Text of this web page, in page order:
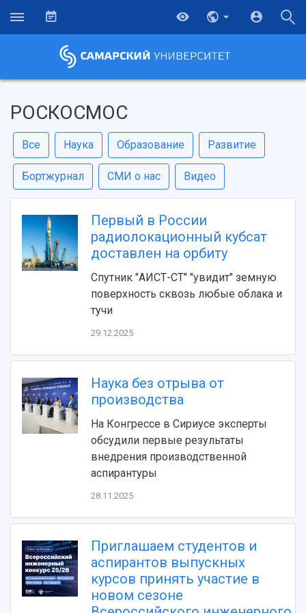
Об университете
Рейтинги
Руководство
Наблюдательный совет
Попечительский совет
Ученый совет
Объявления
События
СМИ об университете
Пресс-центр
Образование
Бакалавриат и специалитет
Магистратура
Аспирантура
Формы обучения
Учебные планы
Дополнительное образование
Научно-исследовательская деятельность
Диссертационные советы
Подготовка научных кадров
Конкурс на замещение должностей научных
работников
Научно-технический совет
РОСКОСМОС
Все Наука Образование Развитие
Бортжурнал СМИ о нас Видео
Первый в России
радиолокационный кубсат
доставлен на орбиту
Спутник "АИСТ-СТ" "увидит" земную
поверхность сквозь любые облака и
тучи
29.12.2025
Наука без отрыва от
производства
На Конгрессе в Сириусе эксперты
обсудили первые результаты
внедрения производственной
аспирантуры
28.11.2025
Приглашаем студентов и
аспирантов выпускных
курсов принять участие в
новом сезоне